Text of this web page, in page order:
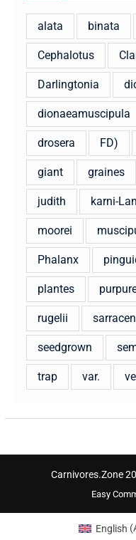
alata binata
Cephalotus
Darlingtonia
dionaeamuscipula
drosera FD)
giant graines
judith karni-
moorei
Phalanx
plantes
rugelii
seedgrown
trap var.
Carnivores.Zone
Easy
English (